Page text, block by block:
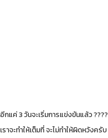
อีกแค่ 3 วันจะเริ่มการแข่งขันแล้ว ????
เราจะทำให้เต็มที่ จะไม่ทำให้ผิดหวังครับ